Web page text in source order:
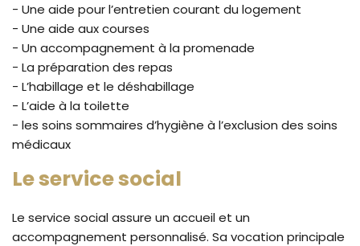
- Une aide pour l’entretien courant du logement
- Une aide aux courses
- Un accompagnement à la promenade
- La préparation des repas
- L’habillage et le déshabillage
- L’aide à la toilette
- les soins sommaires d’hygiène à l’exclusion des soins
médicaux
Le service social
Le service social assure un accueil et un
accompagnement personnalisé. Sa vocation principale